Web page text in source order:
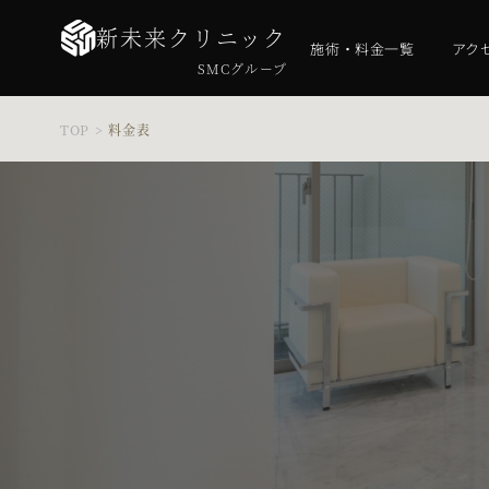
新未来クリニック
SMCグループ
施術・料金一覧 アク
TOP > 料金表